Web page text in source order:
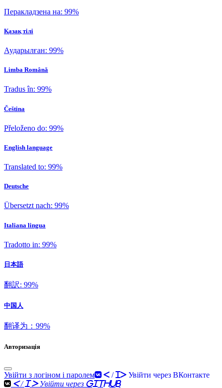
Перакладзена на: 99%
Қазақ тілі
Аударылған: 99%
Limba Română
Tradus în: 99%
Čeština
Přeloženo do: 99%
English language
Translated to: 99%
Deutsche
Übersetzt nach: 99%
Italiana lingua
Tradotto in: 99%
日本語
翻訳: 99%
中国人
翻译为：99%
Авторизація
Увійти з логіном і паролем
< / i> Увійти через ВКонтакте
< / i > Увійти через GitHub